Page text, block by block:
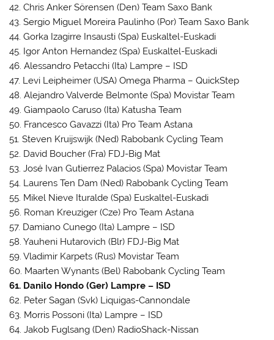
42. Chris Anker Sörensen (Den) Team Saxo Bank
43. Sergio Miguel Moreira Paulinho (Por) Team Saxo Bank
44. Gorka Izagirre Insausti (Spa) Euskaltel-Euskadi
45. Igor Anton Hernandez (Spa) Euskaltel-Euskadi
46. Alessandro Petacchi (Ita) Lampre – ISD
47. Levi Leipheimer (USA) Omega Pharma – QuickStep
48. Alejandro Valverde Belmonte (Spa) Movistar Team
49. Giampaolo Caruso (Ita) Katusha Team
50. Francesco Gavazzi (Ita) Pro Team Astana
51. Steven Kruijswijk (Ned) Rabobank Cycling Team
52. David Boucher (Fra) FDJ-Big Mat
53. José Ivan Gutierrez Palacios (Spa) Movistar Team
54. Laurens Ten Dam (Ned) Rabobank Cycling Team
55. Mikel Nieve Ituralde (Spa) Euskaltel-Euskadi
56. Roman Kreuziger (Cze) Pro Team Astana
57. Damiano Cunego (Ita) Lampre – ISD
58. Yauheni Hutarovich (Blr) FDJ-Big Mat
59. Vladimir Karpets (Rus) Movistar Team
60. Maarten Wynants (Bel) Rabobank Cycling Team
61. Danilo Hondo (Ger) Lampre – ISD
62. Peter Sagan (Svk) Liquigas-Cannondale
63. Morris Possoni (Ita) Lampre – ISD
64. Jakob Fuglsang (Den) RadioShack-Nissan